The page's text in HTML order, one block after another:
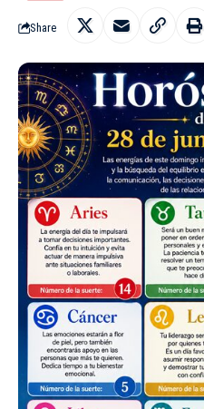
Share